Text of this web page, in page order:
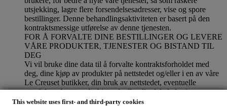
This website uses first- and third-party cookies
utsjekking, lagre flere forsendelsesadresser, vise og spore
bestillinger. Denne behandlingsaktiviteten er basert på den
kontraktsmessige utførelse av denne tjenesten.
FOR Å FORVALTE DINE BESTILLINGER OG LEVERE
VÅRE PRODUKTER, TJENESTER OG BISTAND TIL
DEG
Vi vil bruke dine data til å forvalte kontraktsforholdet med
deg, dine kjøp av produkter på nettstedet og/eller i en av våre
Le Creuset butikker, din bruk av nettstedet, eventuelle
etterfølgende ettersalgsbistand, eller din deltakelse i
konkurranser. Det kan være at vi må behandle enkelte data